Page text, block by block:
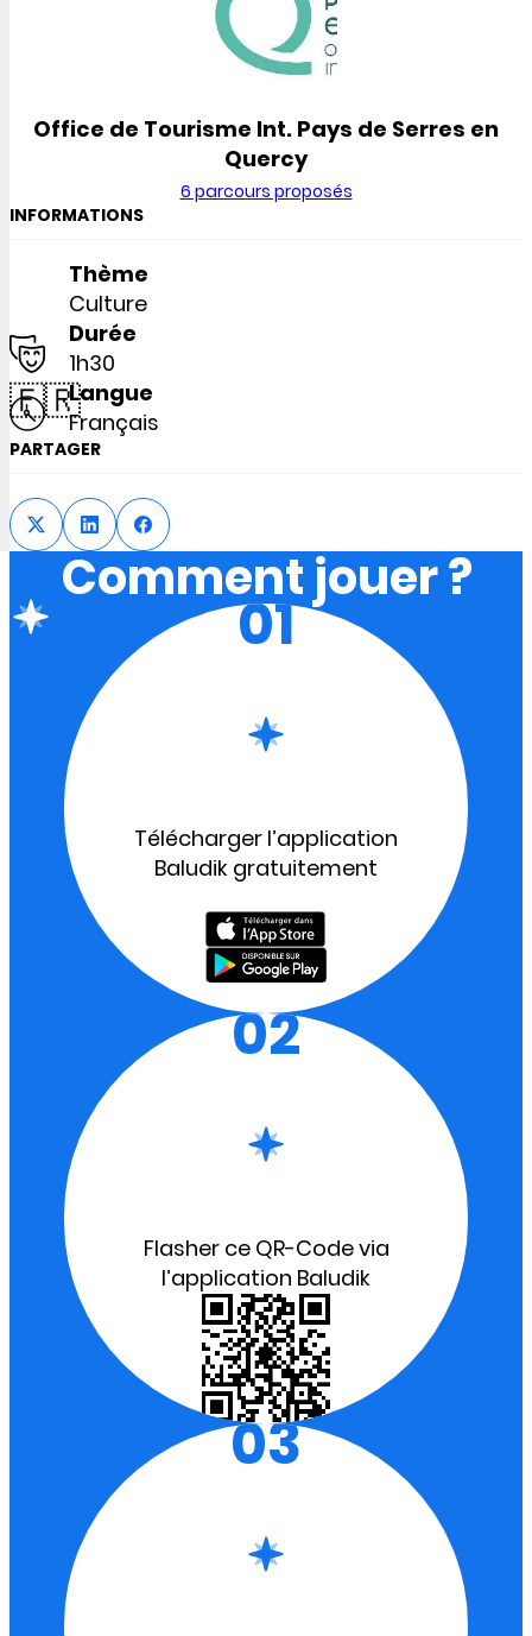
Office de Tourisme Int. Pays de Serres en
Quercy
6 parcours proposés
INFORMATIONS
Thème
Culture
Durée
1h30
🇫🇷Langue
Français
PARTAGER
Comment jouer ?
01
Télécharger l’application
Baludik gratuitement
02
Flasher ce QR-Code via
l’application Baludik
03